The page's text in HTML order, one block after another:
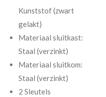
Kunststof (zwart
gelakt)
Materiaal sluitkast:
Staal (verzinkt)
Materiaal sluitkom:
Staal (verzinkt)
2 Sleutels